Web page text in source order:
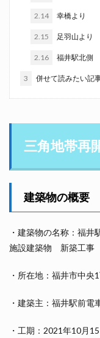
2.14 幸橋より
2.15 足羽山より
2.16 福井駅北側
3 併せて読みたい記
三角地帯再
建築物の概要
・建築物の名称：福
施設建築物 新築工事
・所在地：福井市中央
・建築主：福井駅前
・工期：2021年10月